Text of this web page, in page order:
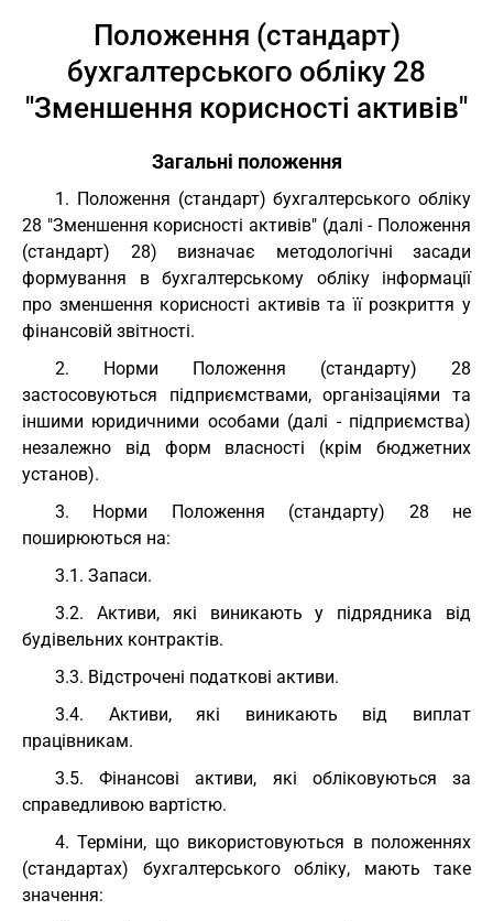
Положення (стандарт)
бухгалтерського обліку 28
"Зменшення корисності активів"
Загальні положення
1. Положення (стандарт) бухгалтерського обліку
28 "Зменшення корисності активів" (далі - Положення
(стандарт) 28) визначає методологічні засади
формування в бухгалтерському обліку інформації
про зменшення корисності активів та її розкриття у
фінансовій звітності.
2. Норми Положення (стандарту) 28
застосовуються підприємствами, організаціями та
іншими юридичними особами (далі - підприємства)
незалежно від форм власності (крім бюджетних
установ).
3. Норми Положення (стандарту) 28 не
поширюються на:
3.1. Запаси.
3.2. Активи, які виникають у підрядника від
будівельних контрактів.
3.3. Відстрочені податкові активи.
3.4. Активи, які виникають від виплат
працівникам.
3.5. Фінансові активи, які обліковуються за
справедливою вартістю.
4. Терміни, що використовуються в положеннях
(стандартах) бухгалтерського обліку, мають таке
значення: